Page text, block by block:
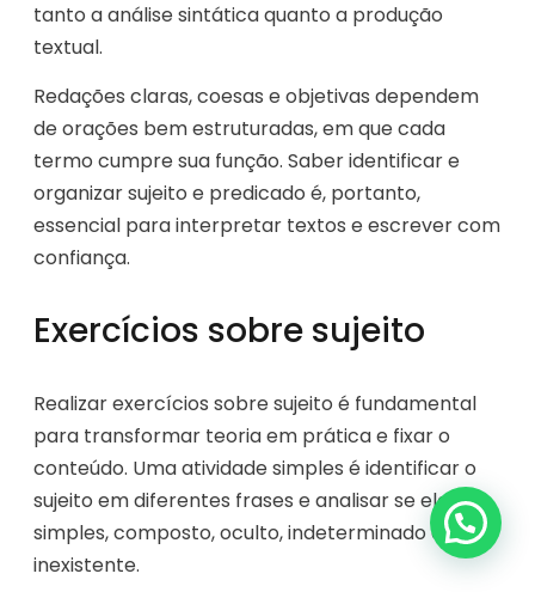
tanto a análise sintática quanto a produção
textual.
Redações claras, coesas e objetivas dependem
de orações bem estruturadas, em que cada
termo cumpre sua função. Saber identificar e
organizar sujeito e predicado é, portanto,
essencial para interpretar textos e escrever com
confiança.
Exercícios sobre sujeito
Realizar exercícios sobre sujeito é fundamental
para transformar teoria em prática e fixar o
conteúdo. Uma atividade simples é identificar o
sujeito em diferentes frases e analisar se ele é
simples, composto, oculto, indeterminado ou
inexistente.